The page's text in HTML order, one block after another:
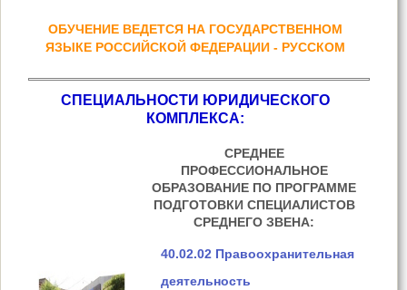
ОБУЧЕНИЕ ВЕДЕТСЯ НА ГОСУДАРСТВЕННОМ
ЯЗЫКЕ РОССИЙСКОЙ ФЕДЕРАЦИИ - РУССКОМ
СПЕЦИАЛЬНОСТИ ЮРИДИЧЕСКОГО
КОМПЛЕКСА:
СРЕДНЕЕ
ПРОФЕССИОНАЛЬНОЕ
ОБРАЗОВАНИЕ ПО ПРОГРАММЕ
ПОДГОТОВКИ СПЕЦИАЛИСТОВ
СРЕДНЕГО ЗВЕНА:
40.02.02 Правоохранительная
деятельность